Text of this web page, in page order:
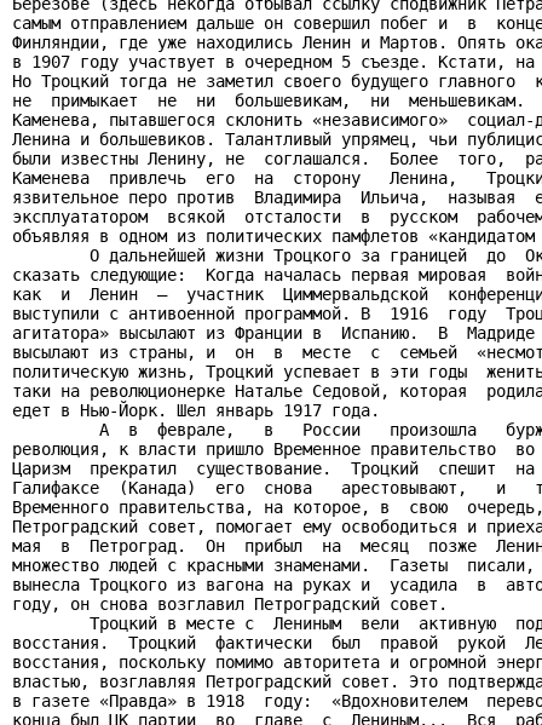
самым отправлением дальше он совершил побег и  в
Финляндии, где уже находились Ленин и Мартов. Опять
в 1907 году участвует в очередном 5 съезде. Кстати,
Но Троцкий тогда не заметил своего будущего главного
не  примыкает  не  ни  большевикам,  ни  меньшевикам.
Каменева, пытавшегося склонить «независимого»
Ленина и большевиков. Талантливый упрямец, чьи
были известны Ленину, не  соглашался.  Более  того,
Каменева  привлечь  его  на  сторону   Ленина,
язвительное перо против  Владимира  Ильича,  называя
эксплуататором  всякой  отсталости  в  русском
объявляя в одном из политических памфлетов
О дальнейшей жизни Троцкого за границей  до
сказать следующие:  Когда началась первая мировая
как  и  Ленин  –  участник  Циммервальдской
выступили с антивоенной программой. В  1916  году
агитатора» высылают из Франции в  Испанию.  В
высылают из страны, и  он  в  месте  с  семьей
политическую жизнь, Троцкий успевает в эти годы
таки на революционерке Наталье Седовой, которая
едет в Нью-Йорк. Шел январь 1917 года.
А  в  феврале,   в   России   произошла
революция, к власти пришло Временное правительство
Царизм  прекратил  существование.  Троцкий  спешит
Галифаксе  (Канада)  его  снова   арестовывают,   и
Временного правительства, на которое, в  свою
Петроградский совет, помогает ему освободиться и
мая  в  Петроград.  Он  прибыл  на  месяц  позже
множество людей с красными знаменами.  Газеты
вынесла Троцкого из вагона на руках и  усадила  в
году, он снова возглавил Петроградский совет.
Троцкий в месте с  Лениным  вели  активную
восстания.  Троцкий  фактически  был  правой  рукой
восстания, поскольку помимо авторитета и огромной
властью, возглавляя Петроградский совет. Это
в газете «Правда» в 1918  году:  «Вдохновителем
конца был ЦК партии  во  главе  с  Лениным...  Вся